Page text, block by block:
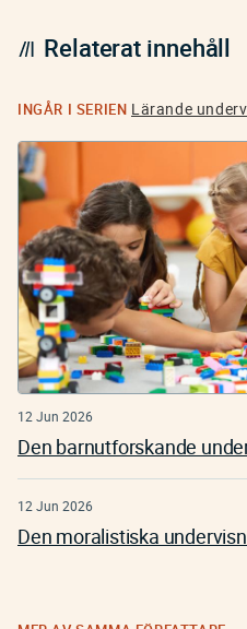
Relaterat innehåll
INGÅR I SERIEN Lärande
12 Jun 2026
Den barnutforskande
12 Jun 2026
Den moralistiska